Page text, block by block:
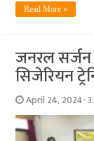
Read More »
जनरल सर्जन
सिजेरियन
April 24, 2024-